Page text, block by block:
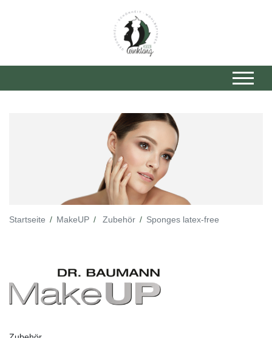
Startseite MakeUP Zubehör Sponges latex-free